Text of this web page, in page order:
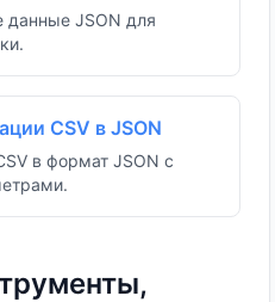
данные JSON для
CSV в JSON
в формат JSON с